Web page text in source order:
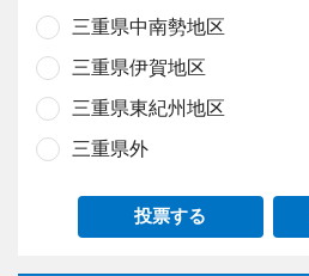
三重県中南勢地区
三重県伊賀地区
三重県東紀州地区
三重県外
投票する